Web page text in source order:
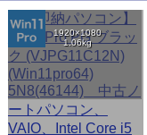
1920×1080
1.06kg